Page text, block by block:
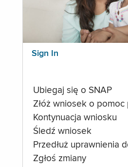
Sign In
Ubiegaj się o SNAP
Złóż wniosek o pomoc
Kontynuacja wniosku
Śledź wniosek
Przedłuż uprawnienia
Zgłoś zmiany